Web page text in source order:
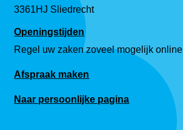
3361HJ Sliedrecht
Openingstijden
Regel uw zaken zoveel mogelijk online
Afspraak maken
Naar persoonlijke pagina